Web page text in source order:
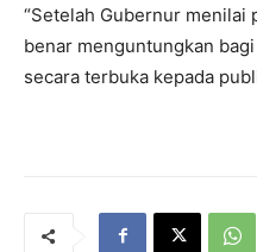
“Setelah Gubernur menilai
benar menguntungkan
secara terbuka kepada